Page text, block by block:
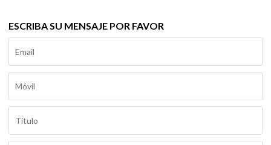
ESCRIBA SU MENSAJE POR FAVOR